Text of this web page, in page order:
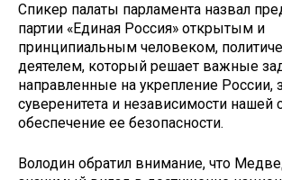
Спикер палаты парламента назвал
партии «Единая Россия» открытым и
принципиальным человеком,
деятелем, который решает важные
направленные на укрепление России,
суверенитета и независимости нашей
обеспечение ее безопасности.
Володин обратил внимание, что